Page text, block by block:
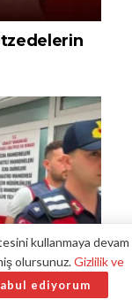
kullanmaya devam
olursunuz.Gizlilik ve
ediyorum